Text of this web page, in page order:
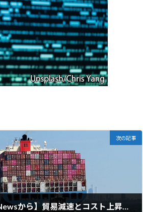
次の記事
【UN Newsから】貿易減速とコスト上昇で、海運業界は荒波に直面